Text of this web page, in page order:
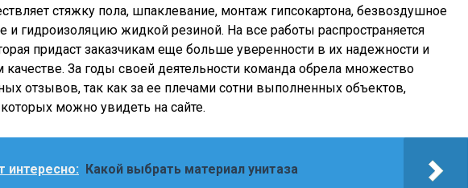
стяжку пола, шпаклевание, монтаж гипсокартона, безвоздушное
и гидроизоляцию жидкой резиной. На все работы распространяется
придаст заказчикам еще больше уверенности в их надежности и
качестве. За годы своей деятельности команда обрела множество
отзывов, так как за ее плечами сотни выполненных объектов,
можно увидеть на сайте.
интересно: Какой выбрать материал унитаза